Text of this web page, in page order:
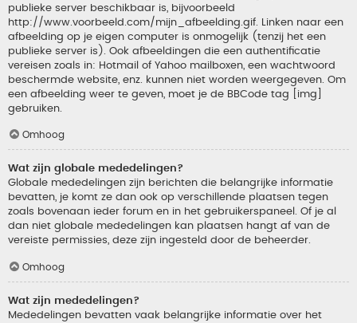
publieke server beschikbaar is, bijvoorbeeld
http://www.voorbeeld.com/mijn_afbeelding.gif. Linken naar een
afbeelding op je eigen computer is onmogelijk (tenzij het een
publieke server is). Ook afbeeldingen die een authentificatie
vereisen zoals in: Hotmail of Yahoo mailboxen, een wachtwoord
beschermde website, enz. kunnen niet worden weergegeven. Om
een afbeelding weer te geven, moet je de BBCode tag [img]
gebruiken.
Omhoog
Wat zijn globale mededelingen?
Globale mededelingen zijn berichten die belangrijke informatie
bevatten, je komt ze dan ook op verschillende plaatsen tegen
zoals bovenaan ieder forum en in het gebruikerspaneel. Of je al
dan niet globale mededelingen kan plaatsen hangt af van de
vereiste permissies, deze zijn ingesteld door de beheerder.
Omhoog
Wat zijn mededelingen?
Mededelingen bevatten vaak belangrijke informatie over het